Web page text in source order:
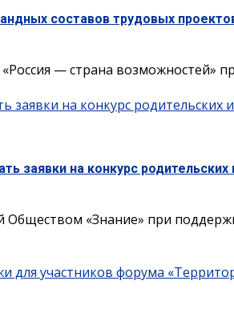
составов трудовых
— страна возможностей»
заявки на конкурс
заявки на конкурс
«Знание» при
для участников форума